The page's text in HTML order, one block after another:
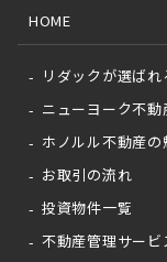
HOME
リダックが選ばれ
ニューヨーク不動
ホノルル不動産の
お取引の流れ
投資物件一覧
不動産管理サービ